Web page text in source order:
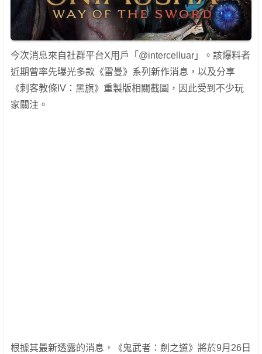
今次消息來自社群平台X用戶「@intercelluar」。該爆料者
近期曾率先曝光多款《雷曼》系列新作消息，以及分享
《刺客教條IV：黑旗》重製版相關截圖，因此受到不少玩
家關注。
根據其最新透露的消息，《鬼武者：劍之道》將於9月26日